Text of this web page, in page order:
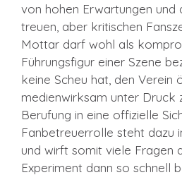
von hohen Erwartungen und
treuen, aber kritischen
Mottar darf wohl als
Führungsfigur einer Szene
keine Scheu hat, den Verein
medienwirksam unter Druck
Berufung in eine offizielle
Fanbetreuerrolle steht dazu
und wirft somit viele Fragen
Experiment dann so schnell